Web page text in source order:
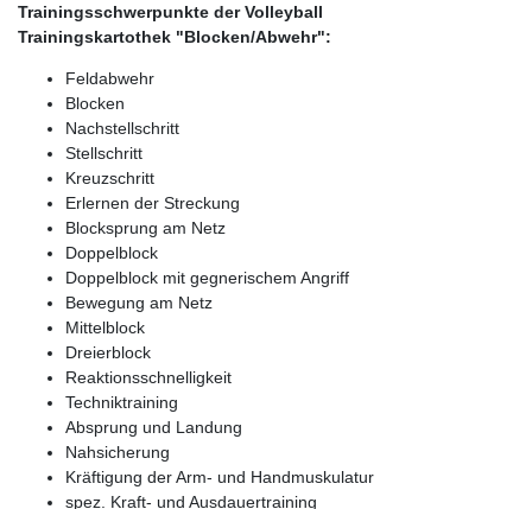
Trainingsschwerpunkte der Volleyball
Trainingskartothek "Blocken/Abwehr":
Feldabwehr
Blocken
Nachstellschritt
Stellschritt
Kreuzschritt
Erlernen der Streckung
Blocksprung am Netz
Doppelblock
Doppelblock mit gegnerischem Angriff
Bewegung am Netz
Mittelblock
Dreierblock
Reaktionsschnelligkeit
Techniktraining
Absprung und Landung
Nahsicherung
Kräftigung der Arm- und Handmuskulatur
spez. Kraft- und Ausdauertraining